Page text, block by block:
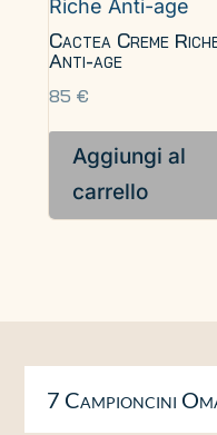
Cactea Creme
Anti-age
85 €
Aggiungi al
carrello
7 Campioncini